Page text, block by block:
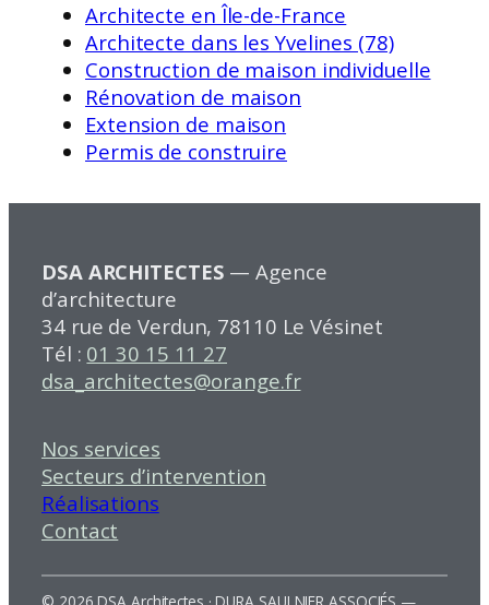
Architecte en Île-de-France
Architecte dans les Yvelines (78)
Construction de maison individuelle
Rénovation de maison
Extension de maison
Permis de construire
DSA ARCHITECTES — Agence
d’architecture
34 rue de Verdun, 78110 Le Vésinet
Tél : 01 30 15 11 27
dsa_architectes@orange.fr
Nos services
Secteurs d’intervention
Réalisations
Contact